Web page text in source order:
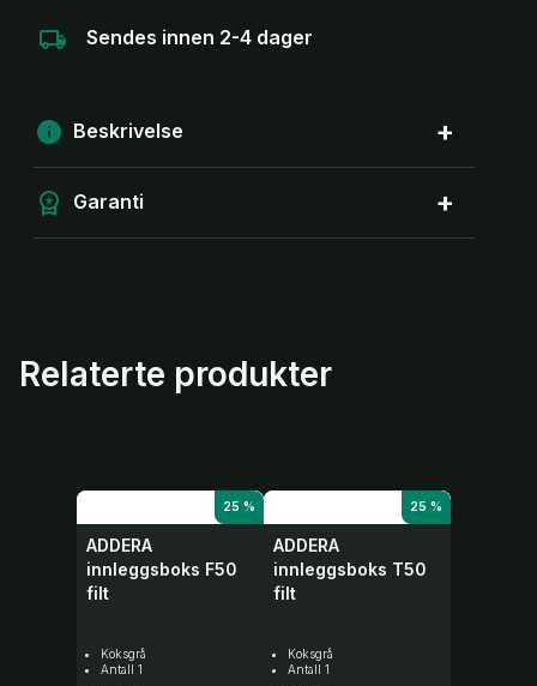
Sendes innen 2-4 dager
Beskrivelse
Garanti
Relaterte produkter
25 %
ADDERA
innleggsboks F50
filt
Koksgrå
Antall 1
25 %
ADDERA
innleggsboks T50
filt
Koksgrå
Antall 1